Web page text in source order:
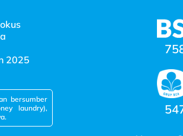
2025
bersumber
laundry),